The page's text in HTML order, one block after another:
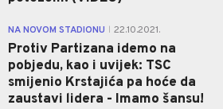
NA NOVOM STADIONU 22.10.2021.
Protiv Partizana idemo na
pobjedu, kao i uvijek: TSC
smijenio Krstajića pa hoće da
zaustavi lidera - Imamo šansu!